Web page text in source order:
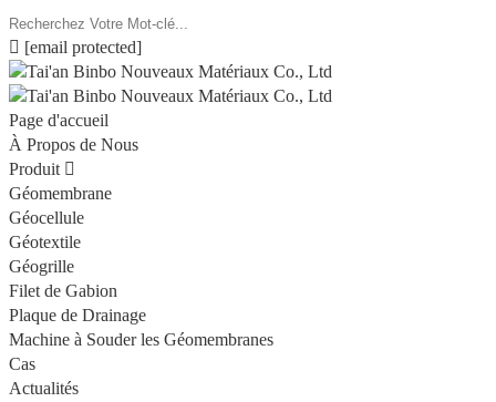
 [email protected]
Page d'accueil
À Propos de Nous
Produit 
Géomembrane
Géocellule
Géotextile
Géogrille
Filet de Gabion
Plaque de Drainage
Machine à Souder les Géomembranes
Cas
Actualités